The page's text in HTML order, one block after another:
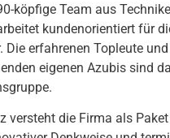
köpfige Team aus
kundenorientiert für
Die erfahrenen Topleute
eigenen Azubis sind
versteht die Firma als